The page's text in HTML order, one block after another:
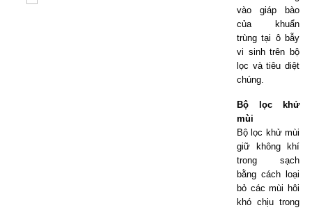
vào giáp bào
của khuẩn
trùng tại ô bẫy
vi sinh trên bộ
lọc và tiêu diệt
chúng.
Bộ lọc khử
mùi
Bộ lọc khử mùi
giữ không khí
trong sạch
bằng cách loại
bỏ các mùi hôi
khó chịu trong